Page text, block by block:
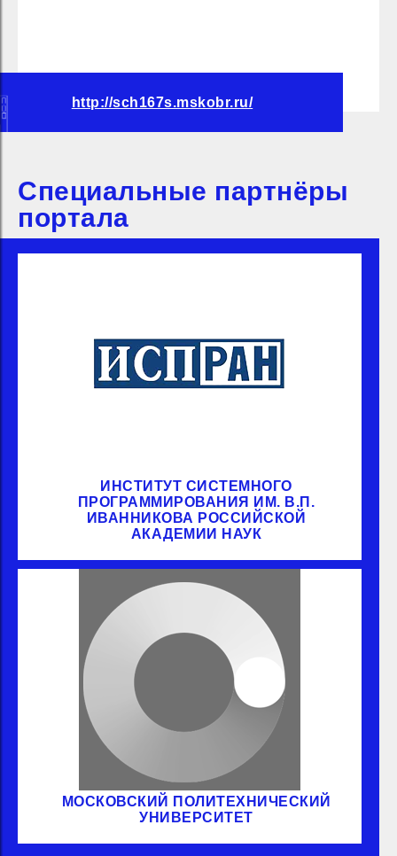
http://sch167s.mskobr.ru/
Специальные партнёры
портала
ИНСТИТУТ СИСТЕМНОГО
ПРОГРАММИРОВАНИЯ ИМ. В.П.
ИВАННИКОВА РОССИЙСКОЙ
АКАДЕМИИ НАУК
МОСКОВСКИЙ ПОЛИТЕХНИЧЕСКИЙ
УНИВЕРСИТЕТ